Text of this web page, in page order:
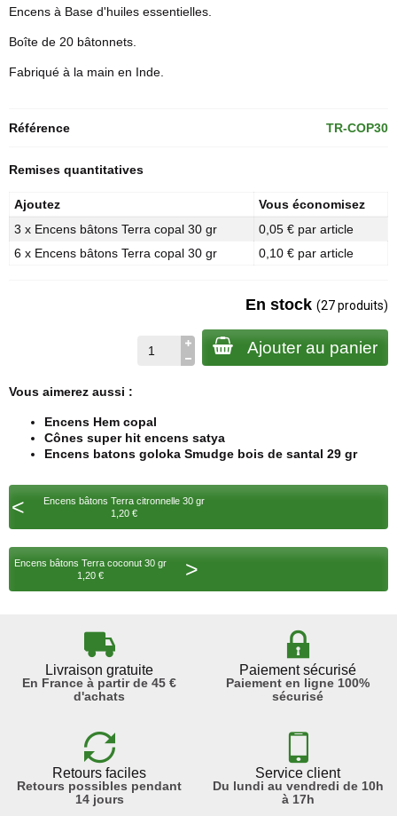
Encens à Base d'huiles essentielles.
Boîte de 20 bâtonnets.
Fabriqué à la main en Inde.
Référence TR-COP30
Remises quantitatives
Ajoutez
Vous économisez
3 x Encens bâtons Terra copal 30 gr
0,05 € par article
6 x Encens bâtons Terra copal 30 gr
0,10 € par article
En stock (27 produits)
Ajouter au panier
Vous aimerez aussi :
Encens Hem copal
Cônes super hit encens satya
Encens batons goloka Smudge bois de santal 29 gr
<
Encens bâtons Terra citronnelle 30 gr
1,20 €
Encens bâtons Terra coconut 30 gr
1,20 €
>
Livraison gratuite
En France à partir de 45 €
d'achats
Paiement sécurisé
Paiement en ligne 100%
sécurisé
Retours faciles
Retours possibles pendant
14 jours
Service client
Du lundi au vendredi de 10h
à 17h